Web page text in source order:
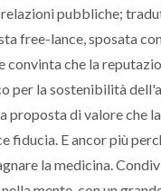
relazioni pubbliche;
free-lance, sposata
convinta che la
per la sostenibilità
proposta di valore che
fiducia. E ancor più
la medicina.